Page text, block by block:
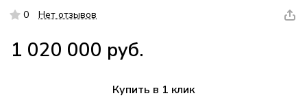
0 Нет отзывов
1 020 000 руб.
Купить в 1 клик